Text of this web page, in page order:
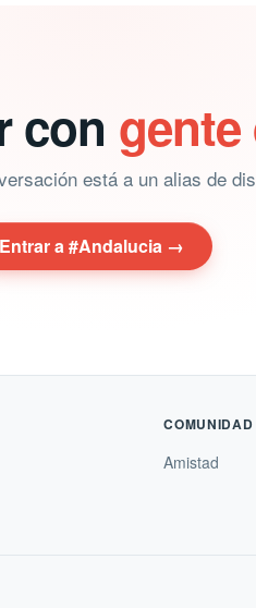
con
está a un alias de
Entrar a #Andalucia →
COMUNIDAD
Amistad